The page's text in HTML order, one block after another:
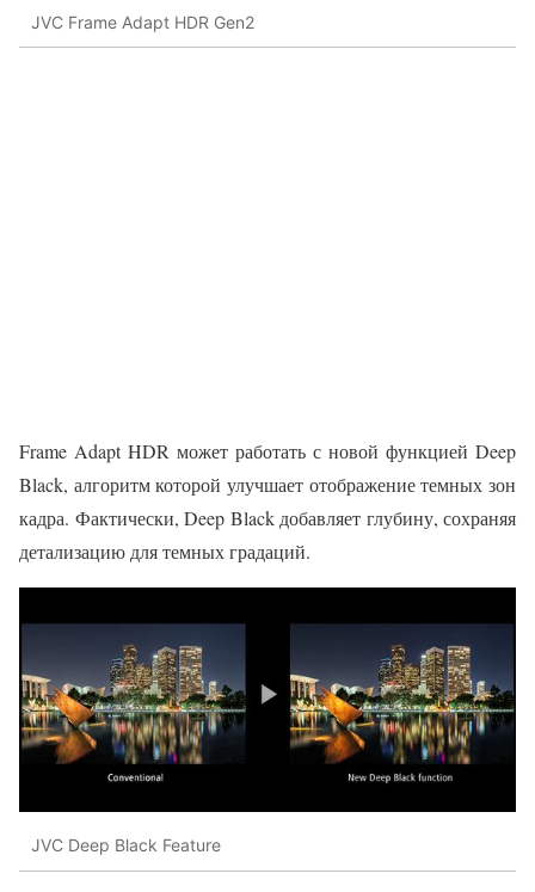
JVC Frame Adapt HDR Gen2
Frame Adapt HDR может работать с новой функцией Deep
Black, алгоритм которой улучшает отображение темных зон
кадра. Фактически, Deep Black добавляет глубину, сохраняя
детализацию для темных градаций.
JVC Deep Black Feature